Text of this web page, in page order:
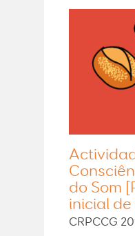
do Som
inicial
CRPCCG